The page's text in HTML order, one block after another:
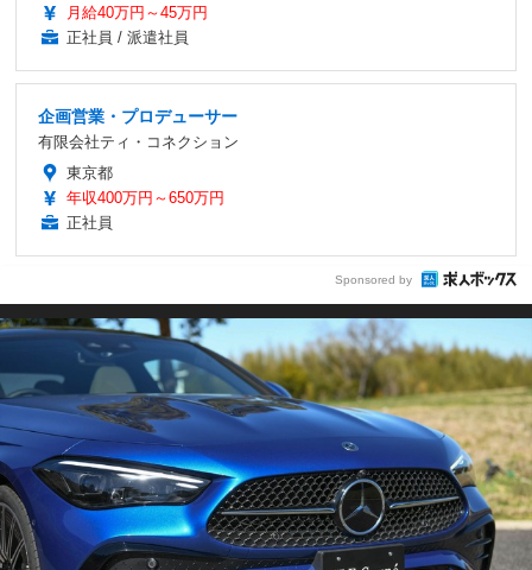
月給40万円～45万円
正社員 / 派遣社員
企画営業・プロデューサー
有限会社ティ・コネクション
東京都
年収400万円～650万円
正社員
Sponsored by